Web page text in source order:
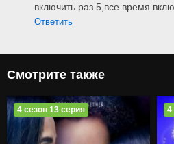
включить раз 5,все время
Ответить
Смотрите также
4 сезон 13 серия 4